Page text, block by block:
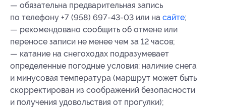
— обязательна предварительная запись
по телефону +7 (958) 697-43-03 или на сайте;
— рекомендовано сообщить об отмене или
переносе записи не менее чем за 12 часов;
— катание на снегоходах подразумевает
определенные погодные условия: наличие снега
и минусовая температура (маршрут может быть
скорректирован из соображений безопасности
и получения удовольствия от прогулки);